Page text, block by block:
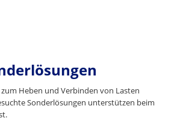
Heben und Verbinden von Lasten
Sonderlösungen unterstützen beim